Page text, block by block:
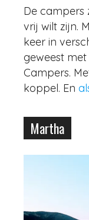
De campers
vrij wilt zijn.
keer in
geweest
Campers.
koppel. En
Martha